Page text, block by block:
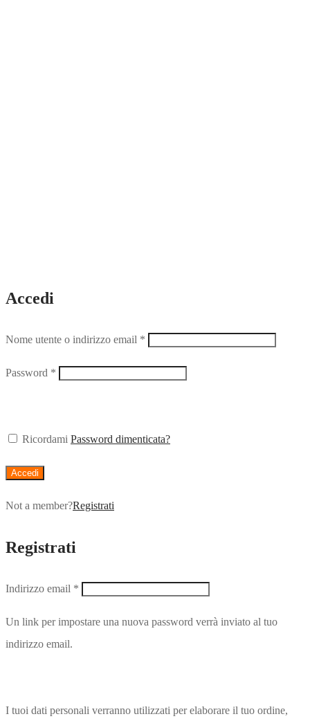
Accedi
Nome utente o indirizzo email *
Password *
Ricordami Password dimenticata?
Accedi
Not a member?Registrati
Registrati
Indirizzo email *
Un link per impostare una nuova password verrà inviato al tuo
indirizzo email.
I tuoi dati personali verranno utilizzati per elaborare il tuo ordine,